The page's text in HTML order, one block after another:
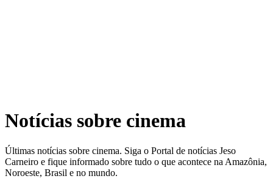
Notícias sobre cinema
Últimas notícias sobre cinema. Siga o Portal de notícias Jeso
Carneiro e fique informado sobre tudo o que acontece na Amazônia,
Noroeste, Brasil e no mundo.